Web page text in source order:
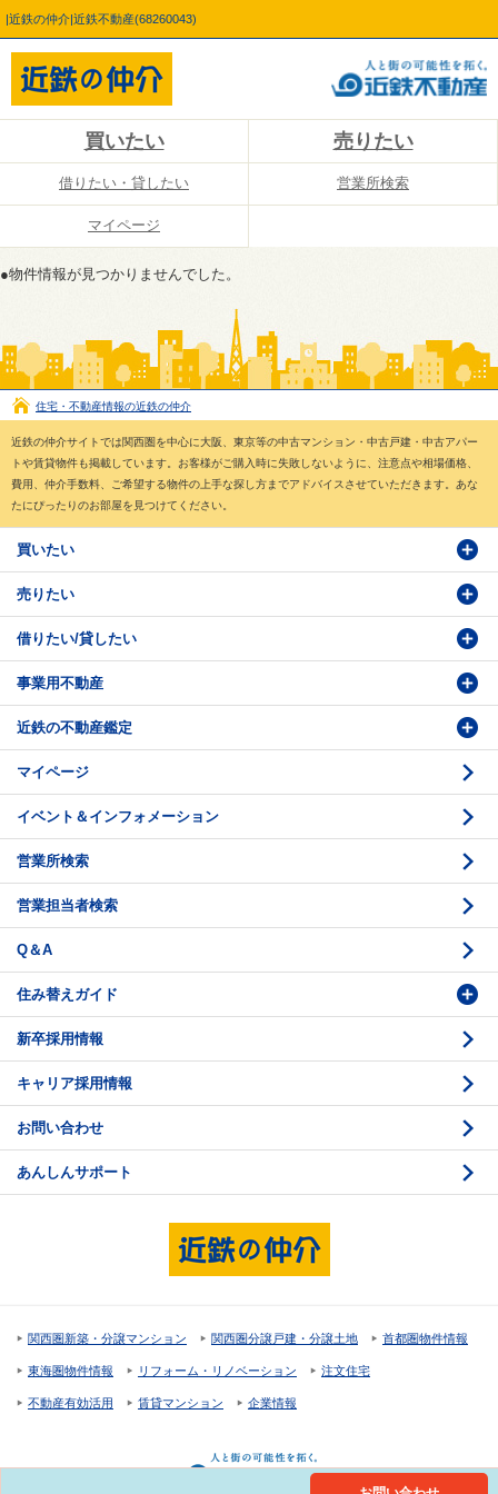
|近鉄の仲介|近鉄不動産(68260043)
買いたい 売りたい
借りたい・貸したい 営業所検索
マイページ
●物件情報が見つかりませんでした。
住宅・不動産情報の近鉄の仲介
近鉄の仲介サイトでは関西圏を中心に大阪、東京等の中古マンション・中古戸建・中古アパー
トや賃貸物件も掲載しています。お客様がご購入時に失敗しないように、注意点や相場価格、
費用、仲介手数料、ご希望する物件の上手な探し方までアドバイスさせていただきます。あな
たにぴったりのお部屋を見つけてください。
買いたい
物件検索
物件番号検索
投資・事業用検索
購入のお問い合わせ
売りたい
価格査定依頼
売却相談
借りたい/貸したい
賃貸物件検索
学園前賃貸センター
賃貸借のお問い合わせ
事業用不動産
購入・売却の流れ
収益不動産の取扱
底地の資産性
相続と不動産
不動産投資のQ＆A
法人営業センター紹介
近鉄の不動産鑑定
時価評価支援
鑑定評価ご相談例
鑑定評価の流れ
お問い合わせ・ご相談
鑑定センター紹介
マイページ
イベント＆インフォメーション
営業所検索
営業担当者検索
Q＆A
住み替えガイド
価格査定
媒介契約
売却活動
売却諸費用
住宅ローンの種類
返済計画
購入のスケジュール
物件資料の読み方 1
物件資料の読み方 2
現地見学のポイント
決済と引渡し 2
新卒採用情報
キャリア採用情報
お問い合わせ
あんしんサポート
関西圏新築・分譲マンション 関西圏分譲戸建・分譲土地 首都圏物件情報
東海圏物件情報 リフォーム・リノベーション 注文住宅
不動産有効活用 賃貸マンション 企業情報